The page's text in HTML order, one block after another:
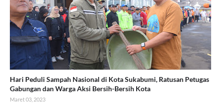
Hari Peduli Sampah Nasional di Kota Sukabumi, Ratusan Petugas
Gabungan dan Warga Aksi Bersih-Bersih Kota
Maret 03, 2023